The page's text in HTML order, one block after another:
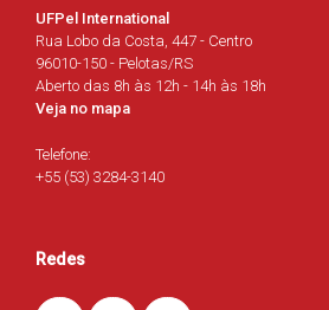
UFPel International
Rua Lobo da Costa, 447 - Centro
96010-150 - Pelotas/RS
Aberto das 8h às 12h - 14h às 18h
Veja no mapa
Telefone:
+55 (53) 3284-3140
Redes